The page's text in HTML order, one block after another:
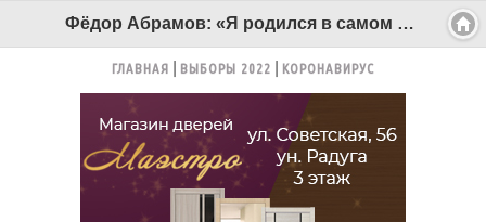
Фёдор Абрамов: «Я родился в самом красивейшем месте России…» Фоторепортаж БК - Беломорканал Северодвинск tv29.ru
ГЛАВНАЯ ВЫБОРЫ 2022 КОРОНАВИРУС